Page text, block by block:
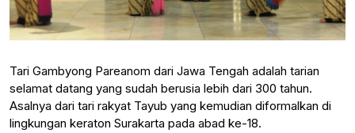
Tari Gambyong Pareanom dari Jawa Tengah adalah tarian
selamat datang yang sudah berusia lebih dari 300 tahun.
Asalnya dari tari rakyat Tayub yang kemudian diformalkan di
lingkungan keraton Surakarta pada abad ke-18.